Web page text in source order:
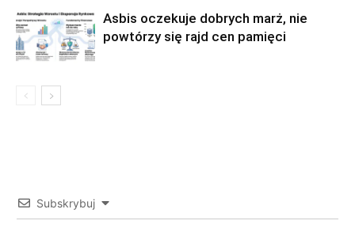
Asbis oczekuje dobrych marż, nie
powtórzy się rajd cen pamięci
Subskrybuj